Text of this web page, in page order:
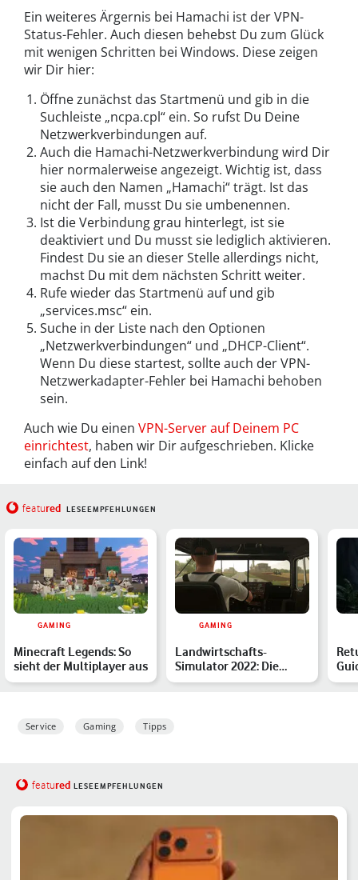
Ein weiteres Ärgernis bei Hamachi ist der VPN-
Status-Fehler. Auch diesen behebst Du zum Glück
mit wenigen Schritten bei Windows. Diese zeigen
wir Dir hier:
Öffne zunächst das Startmenü und gib in die
Suchleiste „ncpa.cpl“ ein. So rufst Du Deine
Netzwerkverbindungen auf.
Auch die Hamachi-Netzwerkverbindung wird Dir
hier normalerweise angezeigt. Wichtig ist, dass
sie auch den Namen „Hamachi“ trägt. Ist das
nicht der Fall, musst Du sie umbenennen.
Ist die Verbindung grau hinterlegt, ist sie
deaktiviert und Du musst sie lediglich aktivieren.
Findest Du sie an dieser Stelle allerdings nicht,
machst Du mit dem nächsten Schritt weiter.
Rufe wieder das Startmenü auf und gib
„services.msc“ ein.
Suche in der Liste nach den Optionen
„Netzwerkverbindungen“ und „DHCP-Client“.
Wenn Du diese startest, sollte auch der VPN-
Netzwerkadapter-Fehler bei Hamachi behoben
sein.
Auch wie Du einen VPN-Server auf Deinem PC
einrichtest, haben wir Dir aufgeschrieben. Klicke
einfach auf den Link!
featured LESEEMPFEHLUNGEN
GAMING
Minecraft Legends: So
sieht der Multiplayer aus
GAMING
Landwirtschafts-
Simulator 2022: Die
besten Mods
Service Gaming Tipps
featured LESEEMPFEHLUNGEN